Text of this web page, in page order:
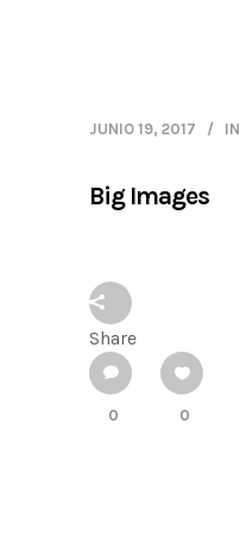
JUNIO 19, 2017 IN
Big Images
Share
0 0